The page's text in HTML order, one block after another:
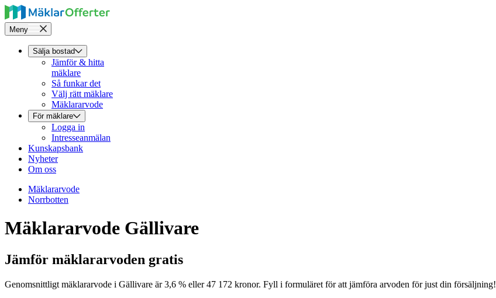
Meny
Sälja bostad
Jämför & hitta
mäklare
Så funkar det
Välj rätt mäklare
Mäklararvode
För mäklare
Logga in
Intresseanmälan
Kunskapsbank
Nyheter
Om oss
Mäklararvode
Norrbotten
Mäklararvode Gällivare
Jämför mäklararvoden gratis
Genomsnittligt mäklararvode i Gällivare är3,6 % eller47 172 kronor. Fyll i formuläret för att jämföra arvoden för just din försäljning!